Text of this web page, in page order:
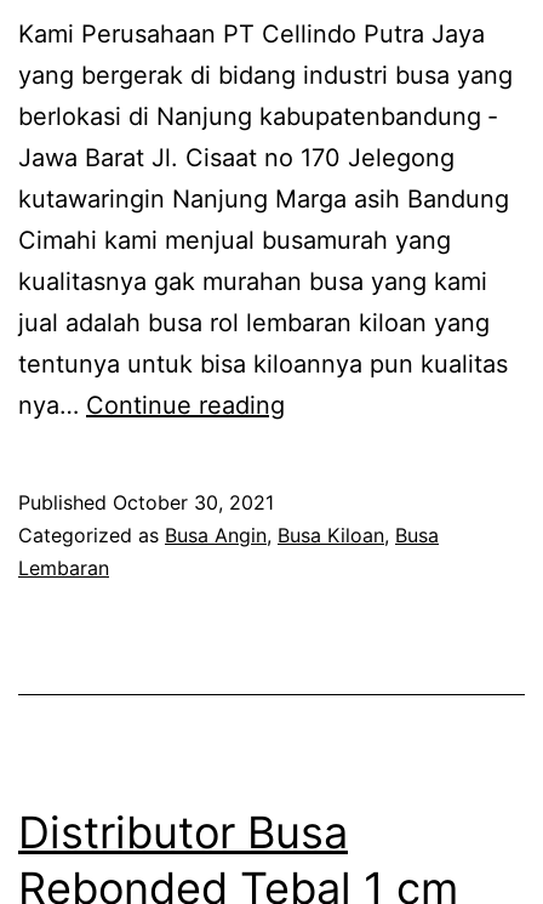
Kami Perusahaan PT Cellindo Putra Jaya
yang bergerak di bidang industri busa yang
berlokasi di Nanjung kabupatenbandung ‐
Jawa Barat Jl. Cisaat no 170 Jelegong
kutawaringin Nanjung Marga asih Bandung
Cimahi kami menjual busamurah yang
kualitasnya gak murahan busa yang kami
jual adalah busa rol lembaran kiloan yang
tentunya untuk bisa kiloannya pun kualitas
nya… Continue reading
Bandung
Barat
Published October 30, 2021
Categorized as Busa Angin, Busa Kiloan, Busa
Lembaran
Distributor Busa
Rebonded Tebal 1 cm